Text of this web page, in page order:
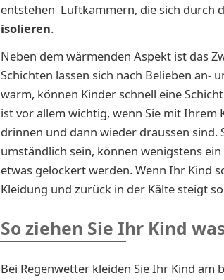
entstehen Luftkammern, die sich durch
isolieren.
Neben dem wärmenden Aspekt ist das
Schichten lassen sich nach Belieben an-
warm, können Kinder schnell eine
ist vor allem wichtig, wenn Sie mit Ihrem
drinnen und dann wieder draussen sind.
umständlich sein, können wenigstens
etwas gelockert werden. Wenn Ihr Kind
Kleidung und zurück in der Kälte steigt
So ziehen Sie Ihr Kind
Bei Regenwetter kleiden Sie Ihr Kind am